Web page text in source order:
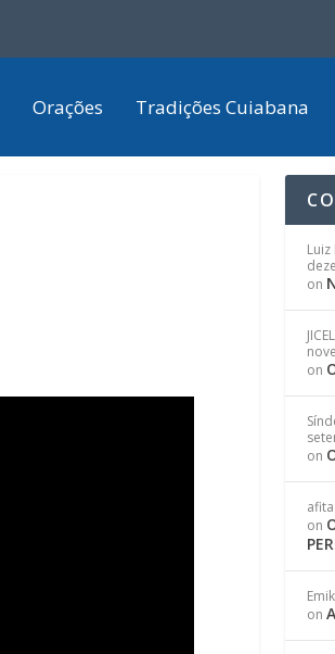
Orações Tradições Cuiabana
on
on
on
afita
on
on